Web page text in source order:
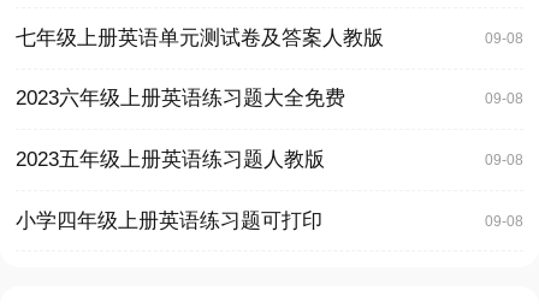
七年级上册英语单元测试卷及答案人教版 09-08
2023六年级上册英语练习题大全免费 09-08
2023五年级上册英语练习题人教版 09-08
小学四年级上册英语练习题可打印 09-08